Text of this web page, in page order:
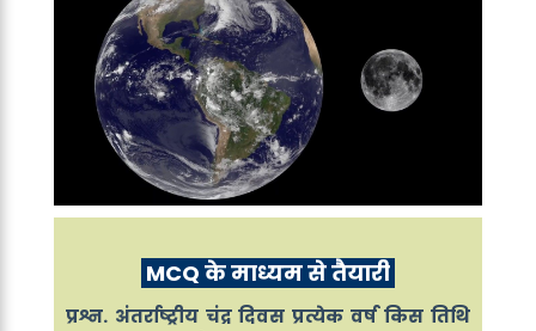
MCQ के माध्यम से तैयारी
प्रश्न. अंतर्राष्ट्रीय चंद्र दिवस प्रत्येक वर्ष किस तिथि